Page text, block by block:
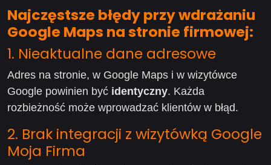
Najczęstsze błędy przy wdrażaniu
Google Maps na stronie firmowej:
1. Nieaktualne dane adresowe
Adres na stronie, w Google Maps i w wizytówce
Google powinien być identyczny. Każda
rozbieżność może wprowadzać klientów w błąd.
2. Brak integracji z wizytówką Google
Moja Firma